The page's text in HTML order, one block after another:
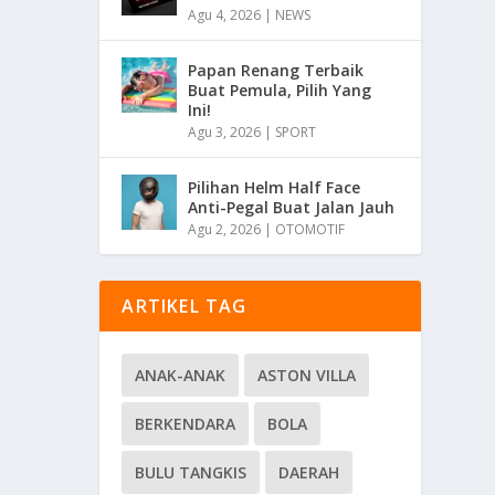
Agu 4, 2026 | NEWS
Papan Renang Terbaik
Buat Pemula, Pilih Yang
Ini!
Agu 3, 2026 | SPORT
Pilihan Helm Half Face
Anti-Pegal Buat Jalan Jauh
Agu 2, 2026 | OTOMOTIF
ARTIKEL TAG
ANAK-ANAK ASTON VILLA
BERKENDARA BOLA
BULU TANGKIS DAERAH